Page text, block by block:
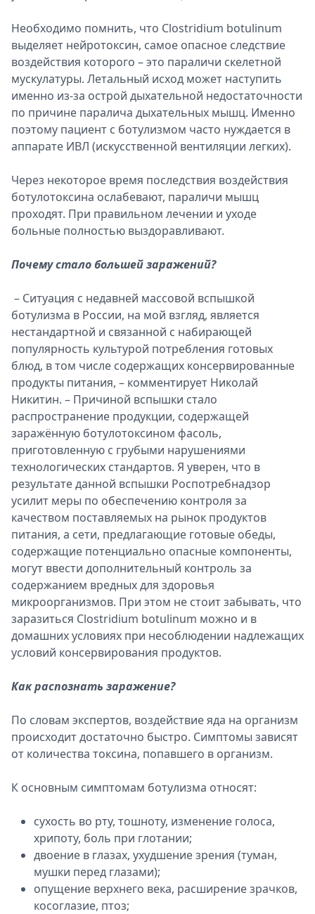
Необходимо помнить, что Clostridium botulinum
выделяет нейротоксин, самое опасное следствие
воздействия которого – это параличи скелетной
мускулатуры. Летальный исход может наступить
именно из-за острой дыхательной недостаточности
по причине паралича дыхательных мышц. Именно
поэтому пациент с ботулизмом часто нуждается в
аппарате ИВЛ (искусственной вентиляции легких).
Через некоторое время последствия воздействия
ботулотоксина ослабевают, параличи мышц
проходят. При правильном лечении и уходе
больные полностью выздоравливают.
Почему стало большей заражений?
– Ситуация с недавней массовой вспышкой
ботулизма в России, на мой взгляд, является
нестандартной и связанной с набирающей
популярность культурой потребления готовых
блюд, в том числе содержащих консервированные
продукты питания, – комментирует Николай
Никитин. – Причиной вспышки стало
распространение продукции, содержащей
заражённую ботулотоксином фасоль,
приготовленную с грубыми нарушениями
технологических стандартов. Я уверен, что в
результате данной вспышки Роспотребнадзор
усилит меры по обеспечению контроля за
качеством поставляемых на рынок продуктов
питания, а сети, предлагающие готовые обеды,
содержащие потенциально опасные компоненты,
могут ввести дополнительный контроль за
содержанием вредных для здоровья
микроорганизмов. При этом не стоит забывать, что
заразиться Clostridium botulinum можно и в
домашних условиях при несоблюдении надлежащих
условий консервирования продуктов.
Как распознать заражение?
По словам экспертов, воздействие яда на организм
происходит достаточно быстро. Симптомы зависят
от количества токсина, попавшего в организм.
К основным симптомам ботулизма относят:
сухость во рту, тошноту, изменение голоса,
хрипоту, боль при глотании;
двоение в глазах, ухудшение зрения (туман,
мушки перед глазами);
опущение верхнего века, расширение зрачков,
косоглазие, птоз;